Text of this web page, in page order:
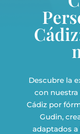
Descubre la
con
Cádiz por
Gudin,
adaptados a